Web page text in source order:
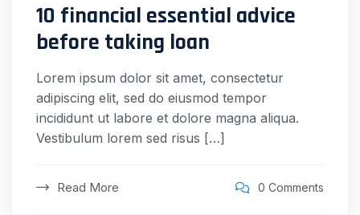
10 financial essential advice
before taking loan
Lorem ipsum dolor sit amet, consectetur
adipiscing elit, sed do eiusmod tempor
incididunt ut labore et dolore magna aliqua.
Vestibulum lorem sed risus […]
Read More 0 Comments